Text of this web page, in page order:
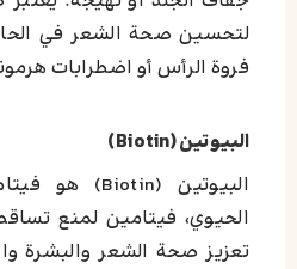
لتحسين صحة الشعر في
فروة الرأس أو اضطرابات
البيوتين (Biotin)
الحيوي، فيتامين لمنع
تعزيز صحة الشعر والبشرة